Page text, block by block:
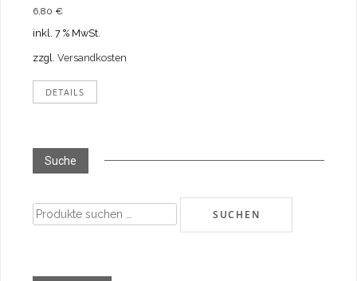
6,80 €
inkl. 7 % MwSt.
zzgl. Versandkosten
DETAILS
Suche
Suchen
nach:
SUCHEN